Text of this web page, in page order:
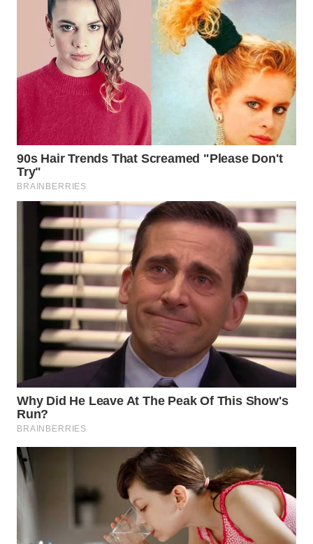
WN
CIANJUR
WN
KEPULAUAN
SERIBU
WN
TANGERANG
BINJAI
WN
CIREBON
WN
INDRAMAYU
WN
KUNINGAN
WN
MAJALENGKA
SUBANG